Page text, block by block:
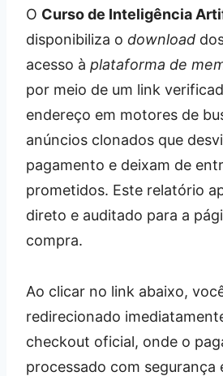
O Curso de Inteligência
disponibiliza o download
acesso à plataforma de
por meio de um link
endereço em motores de
anúncios clonados que
pagamento e deixam de
prometidos. Este relatório
direto e auditado para a
compra.
Ao clicar no link abaixo,
redirecionado
checkout oficial, onde o
processado com segurança